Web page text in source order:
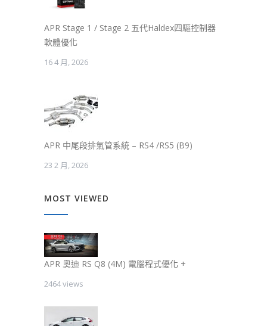
APR Stage 1 / Stage 2 五代Haldex四驅控制器
軟體優化
16 4 月, 2026
APR 中尾段排氣管系統 – RS4 /RS5 (B9)
23 2 月, 2026
MOST VIEWED
APR 奧迪 RS Q8 (4M) 電腦程式優化 +
2464 views